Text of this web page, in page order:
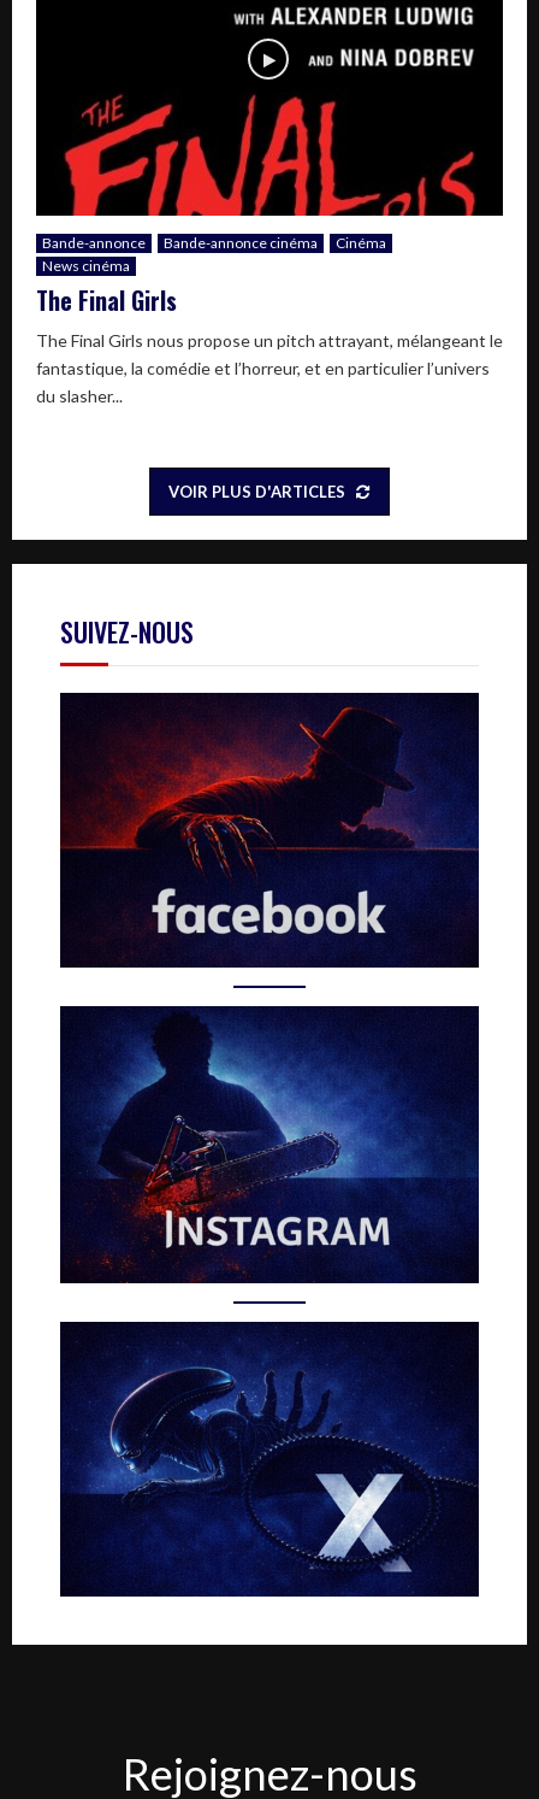
Bande-annonce Bande-annonce cinéma
Cinéma
News cinéma
The Final Girls
The Final Girls nous propose un pitch attrayant, mélangeant le
fantastique, la comédie et l’horreur, et en particulier l’univers
du slasher...
VOIR PLUS D'ARTICLES
SUIVEZ-NOUS
nous
Rejoignez-nous